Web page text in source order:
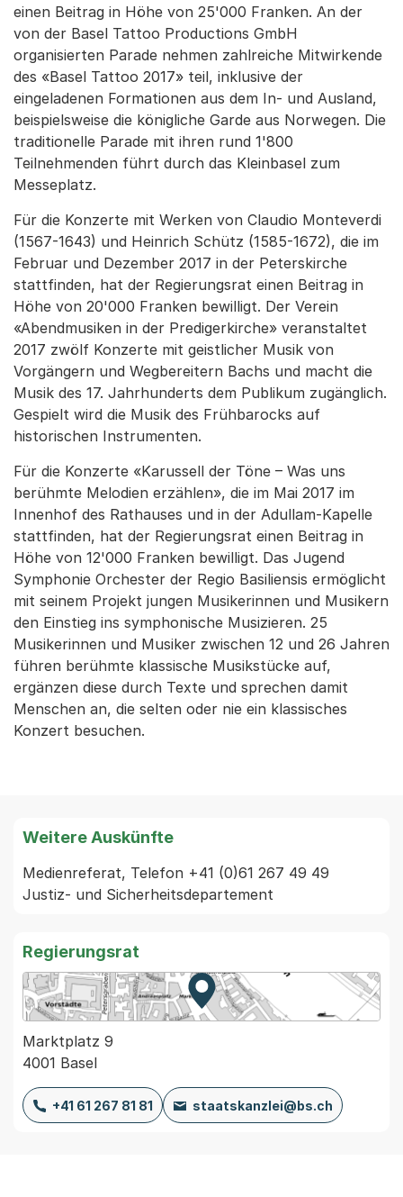
einen Beitrag in Höhe von 25'000 Franken. An der
von der Basel Tattoo Productions GmbH
organisierten Parade nehmen zahlreiche Mitwirkende
des «Basel Tattoo 2017» teil, inklusive der
eingeladenen Formationen aus dem In- und Ausland,
beispielsweise die königliche Garde aus Norwegen. Die
traditionelle Parade mit ihren rund 1'800
Teilnehmenden führt durch das Kleinbasel zum
Messeplatz.
Für die Konzerte mit Werken von Claudio Monteverdi
(1567-1643) und Heinrich Schütz (1585-1672), die im
Februar und Dezember 2017 in der Peterskirche
stattfinden, hat der Regierungsrat einen Beitrag in
Höhe von 20'000 Franken bewilligt. Der Verein
«Abendmusiken in der Predigerkirche» veranstaltet
2017 zwölf Konzerte mit geistlicher Musik von
Vorgängern und Wegbereitern Bachs und macht die
Musik des 17. Jahrhunderts dem Publikum zugänglich.
Gespielt wird die Musik des Frühbarocks auf
historischen Instrumenten.
Für die Konzerte «Karussell der Töne – Was uns
berühmte Melodien erzählen», die im Mai 2017 im
Innenhof des Rathauses und in der Adullam-Kapelle
stattfinden, hat der Regierungsrat einen Beitrag in
Höhe von 12'000 Franken bewilligt. Das Jugend
Symphonie Orchester der Regio Basiliensis ermöglicht
mit seinem Projekt jungen Musikerinnen und Musikern
den Einstieg ins symphonische Musizieren. 25
Musikerinnen und Musiker zwischen 12 und 26 Jahren
führen berühmte klassische Musikstücke auf,
ergänzen diese durch Texte und sprechen damit
Menschen an, die selten oder nie ein klassisches
Konzert besuchen.
Weitere Auskünfte
Medienreferat, Telefon +41 (0)61 267 49 49
Justiz- und Sicherheitsdepartement
Regierungsrat
Zur Karte von MapBS.
Externer Link, wird in einem
Marktplatz 9
4001 Basel
+41 61 267 81 81 staatskanzlei@bs.ch